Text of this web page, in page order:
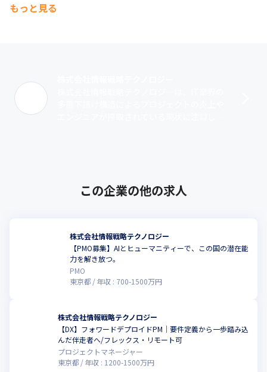
もっと見る
この企業の他の求人
株式会社情報戦略テクノロジー
【PMO募集】AIとヒューマニティーで、この国の潜在能
力を解き放つ。
PMO
東京都
年収 : 700-1500万円
株式会社情報戦略テクノロジー
【DX】フォワードデプロイドPM｜要件定義から一歩踏み込
んだ伴走者へ/フレックス・リモート可
プロジェクトマネージャー
東京都
年収 : 1200-1500万円